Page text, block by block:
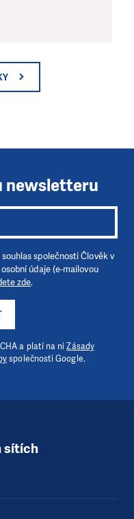
newsletteru
společnosti Člověk v
údaje (e-mailovou
zde.
a platí na niZásady
společnosti Google.
sítích